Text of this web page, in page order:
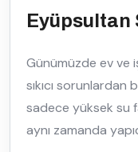
Eyüpsultan
Günümüzde ev ve
sıkıcı sorunlardan
sadece yüksek su
aynı zamanda